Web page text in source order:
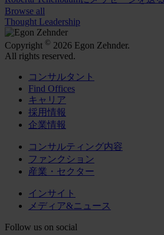
Browse all
Thought Leadership
Copyright © 2026 Egon Zehnder.
All rights reserved.
コンサルタント
Find Offices
キャリア
採用情報
企業情報
コンサルティング内容
ファンクション
産業・セクター
インサイト
メディア&ニュース
Follow us on social